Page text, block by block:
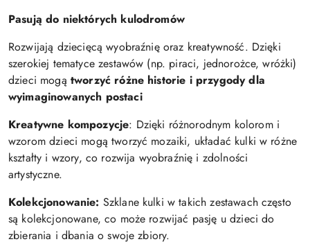
Pasują do niektórych kulodromów
Rozwijają dziecięcą wyobraźnię oraz kreatywność. Dzięki
szerokiej tematyce zestawów (np. piraci, jednorożce, wróżki)
dzieci mogą tworzyć różne historie i przygody dla
wyimaginowanych postaci
Kreatywne kompozycje: Dzięki różnorodnym kolorom i
wzorom dzieci mogą tworzyć mozaiki, układać kulki w różne
kształty i wzory, co rozwija wyobraźnię i zdolności
artystyczne.
Kolekcjonowanie: Szklane kulki w takich zestawach często
są kolekcjonowane, co może rozwijać pasję u dzieci do
zbierania i dbania o swoje zbiory.